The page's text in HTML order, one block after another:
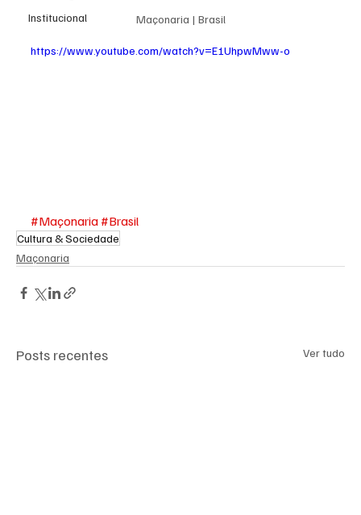
Institucional
Maçonaria | Brasil
https://www.youtube.com/watch?v=E1UhpwMww-o
#Maçonaria #Brasil
Cultura & Sociedade
Maçonaria
Posts recentes Ver tudo